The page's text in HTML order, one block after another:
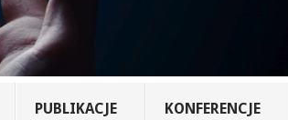
PUBLIKACJE KONFERENCJE